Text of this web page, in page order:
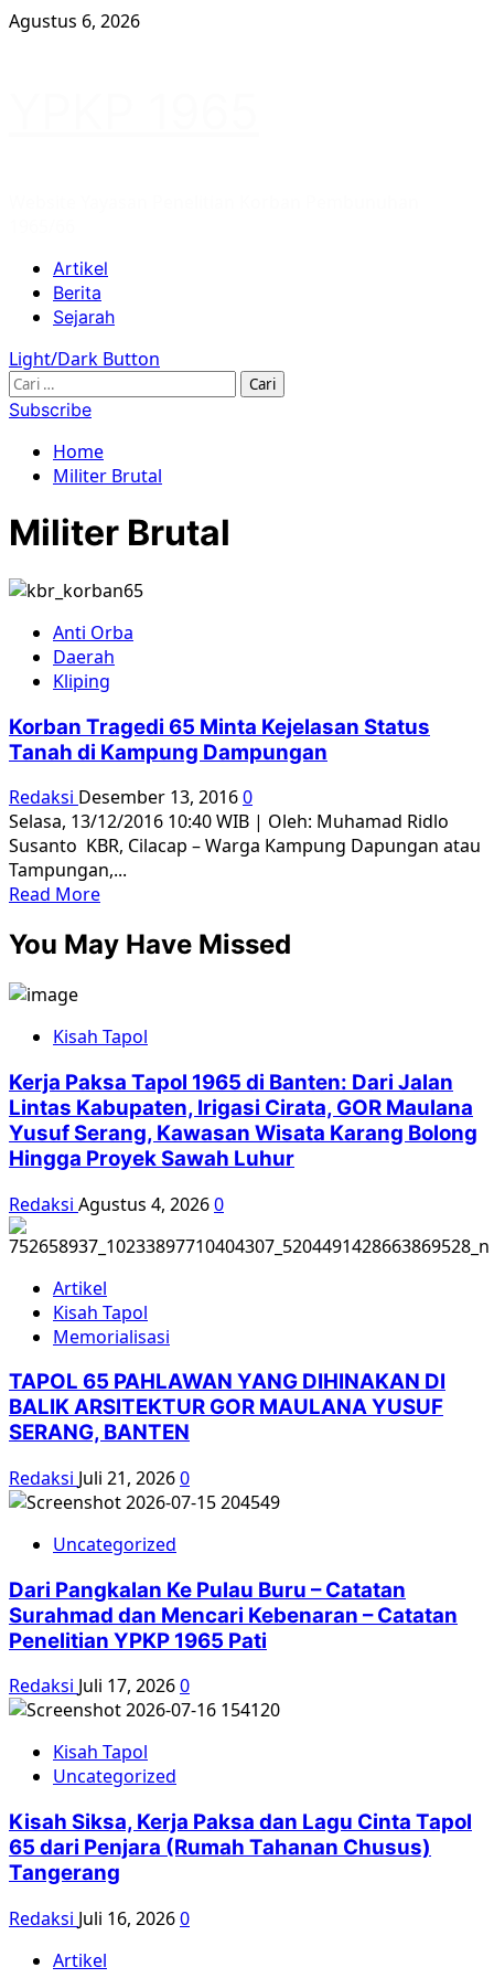
Skip
Agustus 6, 2026
Primary
Menu
Artikel
Berita
Sejarah
Light/Dark Button
Cari
untuk:
Subscribe
Home
Militer Brutal
Militer Brutal
Anti Orba
Daerah
Kliping
Korban Tragedi 65 Minta Kejelasan Status
Tanah di Kampung Dampungan
Redaksi Desember 13, 20160
Selasa, 13/12/2016 10:40 WIB | Oleh: Muhamad Ridlo
Susanto KBR, Cilacap – Warga Kampung Dapungan atau
Tampungan,...
Read MoreRead
about
Korban
Minta
Status
Tanah
di
Kampung
You May Have Missed
Kisah Tapol
Kerja Paksa Tapol 1965 di Banten: Dari Jalan
Lintas Kabupaten, Irigasi Cirata, GOR Maulana
Yusuf Serang, Kawasan Wisata Karang Bolong
Hingga Proyek Sawah Luhur
Redaksi Agustus 4, 20260
Artikel
Kisah Tapol
Memorialisasi
TAPOL 65 PAHLAWAN YANG DIHINAKAN DI
BALIK ARSITEKTUR GOR MAULANA YUSUF
SERANG, BANTEN
Redaksi Juli 21, 20260
Uncategorized
Dari Pangkalan Ke Pulau Buru – Catatan
Surahmad dan Mencari Kebenaran – Catatan
Penelitian YPKP 1965 Pati
Redaksi Juli 17, 20260
Kisah Tapol
Uncategorized
Kisah Siksa, Kerja Paksa dan Lagu Cinta Tapol
65 dari Penjara (Rumah Tahanan Chusus)
Tangerang
Redaksi Juli 16, 20260
Artikel